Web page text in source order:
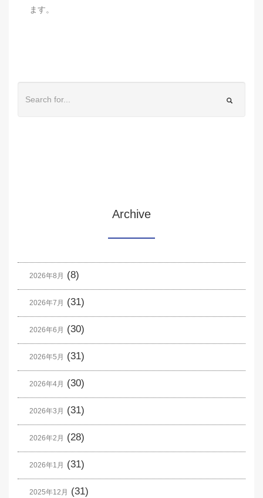
ます。
Archive
2026年8月 (8)
2026年7月 (31)
2026年6月 (30)
2026年5月 (31)
2026年4月 (30)
2026年3月 (31)
2026年2月 (28)
2026年1月 (31)
2025年12月 (31)